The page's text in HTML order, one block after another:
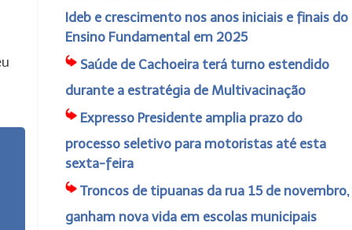
Ideb e crescimento nos anos iniciais e finais do
Ensino Fundamental em 2025
Saúde de Cachoeira terá turno estendido
durante a estratégia de Multivacinação
Expresso Presidente amplia prazo do
processo seletivo para motoristas até esta
sexta-feira
Troncos de tipuanas da rua 15 de novembro,
ganham nova vida em escolas municipais